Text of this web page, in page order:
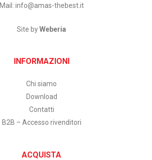
Mail: info@amas-thebest.it
Site byWeberia
INFORMAZIONI
Chi siamo
Download
Contatti
B2B – Accesso rivenditori
ACQUISTA